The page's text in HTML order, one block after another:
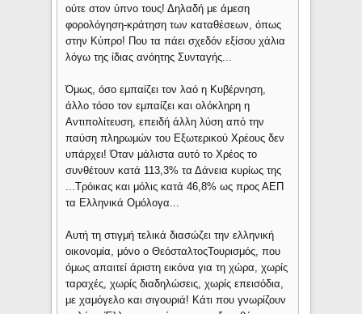
ούτε στον ύπνο τους! Δηλαδή με άμεση
φορολόγηση-κράτηση των καταθέσεων, όπως
στην Κύπρο! Που τα πάει σχεδόν εξίσου χάλια
λόγω της ίδιας ανόητης Συνταγής...
Όμως, όσο εμπαίζει τον λαό η Κυβέρνηση,
άλλο τόσο τον εμπαίζει και ολόκληρη η
Αντιπολίτευση, επειδή άλλη λύση από την
παύση πληρωμών του Εξωτερικού Χρέους δεν
υπάρχει! Όταν μάλιστα αυτό το Χρέος το
συνθέτουν κατά 113,3% τα Δάνεια κυρίως της
...Τρόικας και μόλις κατά 46,8% ως προς ΑΕΠ
τα Ελληνικά Ομόλογα...
Αυτή τη στιγμή τελικά διασώζει την ελληνική
οικονομία, μόνο ο ΘεόσταλτοςΤουρισμός, που
όμως απαιτεί άριστη εικόνα για τη χώρα, χωρίς
ταραχές, χωρίς διαδηλώσεις, χωρίς επεισόδια,
με χαμόγελο και σιγουριά! Κάτι που γνωρίζουν